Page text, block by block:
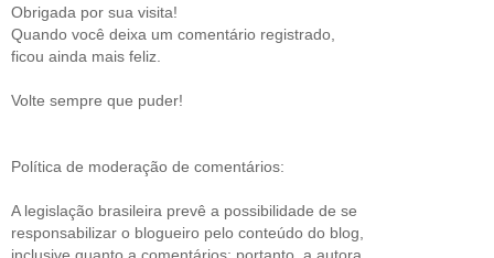
Obrigada por sua visita!
Quando você deixa um comentário registrado,
ficou ainda mais feliz.
Volte sempre que puder!
Política de moderação de comentários:
A legislação brasileira prevê a possibilidade de se
responsabilizar o blogueiro pelo conteúdo do blog,